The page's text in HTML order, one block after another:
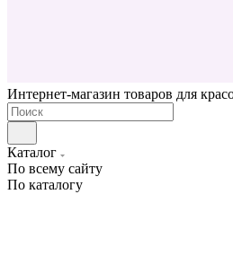
Интернет-магазин товаров для
Каталог
По всему сайту
По каталогу